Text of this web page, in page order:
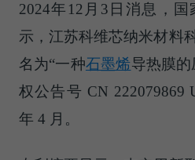
2024年12月3日消息，
示，江苏科维芯纳米材料
名为“一种石墨烯导热膜
权公告号 CN 222079869
年 4 月。